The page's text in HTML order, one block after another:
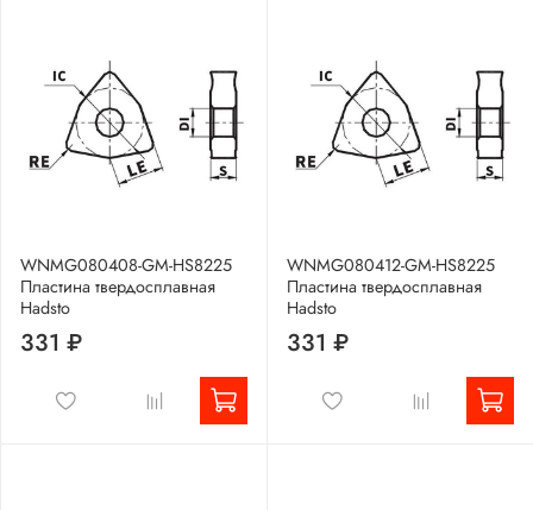
WNMG080408-GM-HS8225
Пластина твердосплавная
Hadsto
331 ₽
WNMG080412-GM-HS8225
Пластина твердосплавная
Hadsto
331 ₽